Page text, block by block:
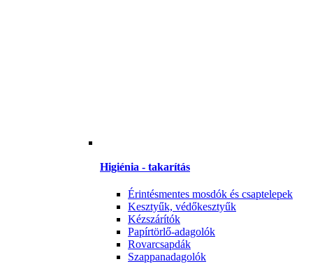
Higiénia - takarítás
Érintésmentes mosdók és csaptelepek
Kesztyűk, védőkesztyűk
Kézszárítók
Papírtörlő-adagolók
Rovarcsapdák
Szappanadagolók